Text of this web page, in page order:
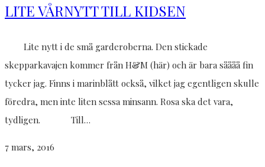
LITE VÅRNYTT TILL KIDSEN
Lite nytt i de små garderoberna. Den stickade
skepparkavajen kommer från H&M (här) och är bara såååå fin
tycker jag. Finns i marinblått också, vilket jag egentligen skulle
föredra, men inte liten sessa minsann. Rosa ska det vara,
tydligen. Till…
7 mars, 2016